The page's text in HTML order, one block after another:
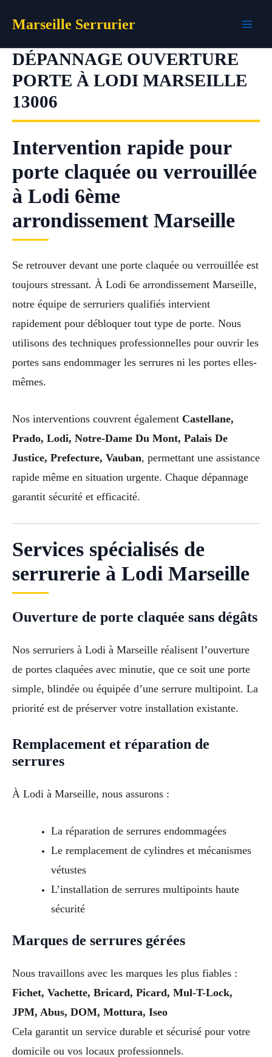
Marseille Serrurier
DÉPANNAGE OUVERTURE
PORTE À LODI MARSEILLE
13006
Intervention rapide pour
porte claquée ou verrouillée
à Lodi 6ème
arrondissement Marseille
Se retrouver devant une porte claquée ou verrouillée est
toujours stressant. À Lodi 6e arrondissement Marseille,
notre équipe de serruriers qualifiés intervient
rapidement pour débloquer tout type de porte. Nous
utilisons des techniques professionnelles pour ouvrir les
portes sans endommager les serrures ni les portes elles-
mêmes.
Nos interventions couvrent également Castellane,
Prado, Lodi, Notre-Dame Du Mont, Palais De
Justice, Prefecture, Vauban, permettant une assistance
rapide même en situation urgente. Chaque dépannage
garantit sécurité et efficacité.
Services spécialisés de
serrurerie à Lodi Marseille
Ouverture de porte claquée sans dégâts
Nos serruriers à Lodi à Marseille réalisent l’ouverture
de portes claquées avec minutie, que ce soit une porte
simple, blindée ou équipée d’une serrure multipoint. La
priorité est de préserver votre installation existante.
Remplacement et réparation de
serrures
À Lodi à Marseille, nous assurons :
La réparation de serrures endommagées
Le remplacement de cylindres et mécanismes
vétustes
L’installation de serrures multipoints haute
sécurité
Marques de serrures gérées
Nous travaillons avec les marques les plus fiables :
Fichet, Vachette, Bricard, Picard, Mul-T-Lock,
JPM, Abus, DOM, Mottura, Iseo
Cela garantit un service durable et sécurisé pour votre
domicile ou vos locaux professionnels.